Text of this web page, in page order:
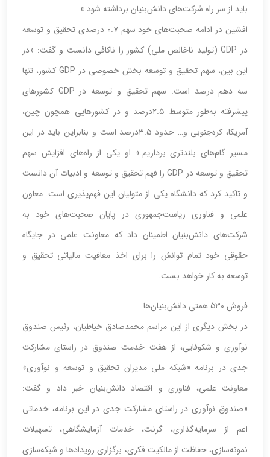
باید از سر راه شرکت‌های دانش‌بنیان برداشته شود.»
افشین در ادامه صحبت‌های خود سهم ۰.۷ درصدی تحقیق و توسعه
در GDP (تولید ناخالص ملی) کشور را ناکافی دانست و گفت: «در
این بین، سهم تحقیق و توسعه بخش خصوصی در GDP کشور، تنها
سه دهم درصد است. سهم تحقیق و توسعه در GDP کشورهای
پیشرفته به‌طور متوسط ۲.۵درصد و در کشورهایی همچون چین،
آمریکا، کره‌جنوبی و‌… حدود ۳.۵درصد است و بنابراین باید در این
مسیر گام‌های بلندتری ‌برداریم.» او یکی از راه‌های افزایش سهم
تحقیق و توسعه در GDP را فهم تحقیق و توسعه و ادبیات آن دانست
و تاکید کرد که دانشگاه یکی از متولیان این فهم‌پذیری است. معاون
علمی و فناوری ریاست‌جمهوری در پایان صحبت‌های خود به
شرکت‌های دانش‌بنیان اطمینان داد که معاونت علمی در جایگاه
حقوقی خود تمام توانش را برای اخذ معافیت مالیاتی تحقیق و
توسعه به کار خواهد بست.
فروش ۵۳۰ همتی دانش‌بنیان‌ها
در بخش دیگری از این مراسم محمد‌صادق خیاطیان، رئیس صندوق
نوآوری و شکوفایی، از هفت خدمت صندوق در راستای مشارکت
جدی در برنامه «شبکه ملی مدیران تحقیق ‌و توسعه و نوآوری»
معاونت علمی، فناوری و اقتصاد دانش‌بنیان خبر داد و گفت:
«صندوق نوآوری در راستای مشارکت جدی در این برنامه، خدماتی
اعم از ‌سرمایه‌گذاری، گرنت، خدمات آزمایشگاهی، تسهیلات
نمونه‌سازی، حفاظت از مالکیت فکری، برگزاری رویدادها و شبکه‌سازی